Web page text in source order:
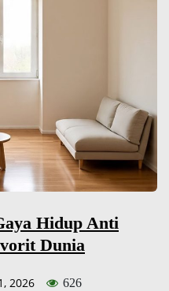
Hidup Anti
Dunia
2026 626